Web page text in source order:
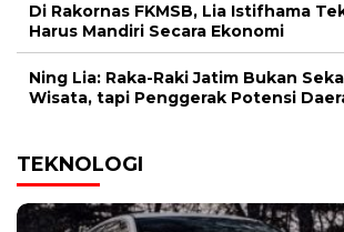
Di Rakornas FKMSB, Lia Istifhama
Harus Mandiri Secara Ekonomi
Ning Lia: Raka-Raki Jatim Bukan
Wisata, tapi Penggerak Potensi
TEKNOLOGI